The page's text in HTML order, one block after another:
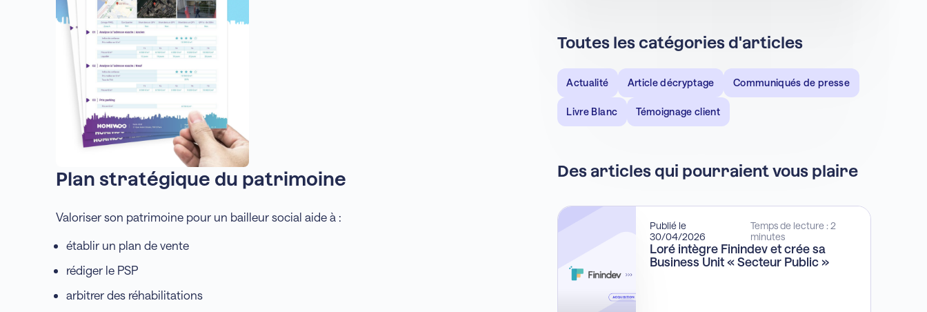
Plan stratégique du patrimoine
Valoriser son patrimoine pour un bailleur social aide à :
établir un plan de vente
rédiger le PSP
arbitrer des réhabilitations
Toutes les catégories d'articles
Actualité Article décryptage Communiqués de presse
Livre Blanc Témoignage client
Des articles qui pourraient vous plaire
Publié le
30/04/2026
Temps de lecture : 2
minutes
Loré intègre Finindev et crée sa
Business Unit « Secteur Public »